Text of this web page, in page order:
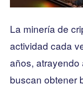
La minería de
actividad cada
años,
buscan obtener